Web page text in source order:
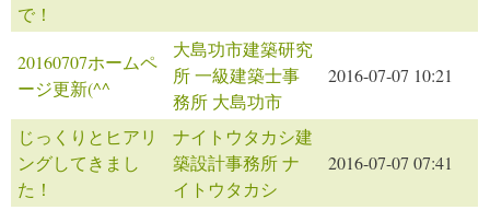
で！
20160707ホームペ
ージ更新(^^ゞ
大島功市建築研究
所 一級建築士事
務所 大島功市
2016-07-07 10:21
じっくりとヒアリ
ングしてきまし
た！
ナイトウタカシ建
築設計事務所 ナ
イトウタカシ
2016-07-07 07:41